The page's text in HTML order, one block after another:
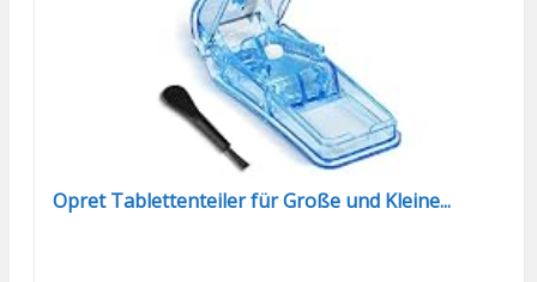
Opret Tablettenteiler für Große und Kleine...